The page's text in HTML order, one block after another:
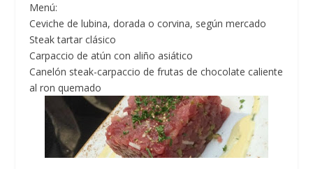
Menú:
Ceviche de lubina, dorada o corvina, según mercado
Steak tartar clásico
Carpaccio de atún con aliño asiático
Canelón steak-carpaccio de frutas de chocolate caliente
al ron quemado